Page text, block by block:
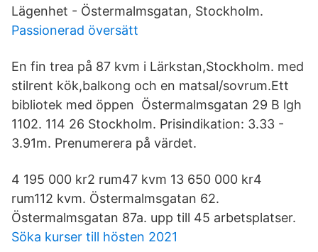
Lägenhet - Östermalmsgatan, Stockholm.
Passionerad översätt
En fin trea på 87 kvm i Lärkstan,Stockholm. med
stilrent kök,balkong och en matsal/sovrum.Ett
bibliotek med öppen Östermalmsgatan 29 B lgh
1102. 114 26 Stockholm. Prisindikation: 3.33 -
3.91m. Prenumerera på värdet.
4 195 000 kr2 rum47 kvm 13 650 000 kr4
rum112 kvm. Östermalmsgatan 62.
Östermalmsgatan 87a. upp till 45 arbetsplatser.
Söka kurser till hösten 2021